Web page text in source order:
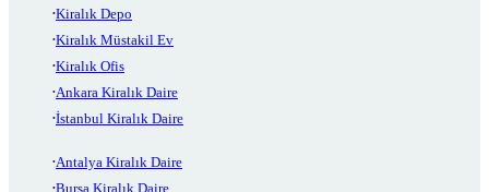
Kiralık Depo
Kiralık Müstakil Ev
Kiralık Ofis
Ankara Kiralık Daire
İstanbul Kiralık Daire
Antalya Kiralık Daire
Bursa Kiralık Daire